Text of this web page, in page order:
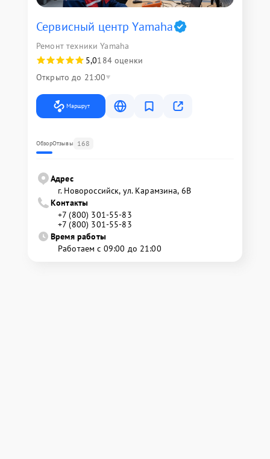
Сервисный центр Yamaha
Ремонт техники Yamaha
5,0184 оценки
Открыто до 21:00
Маршрут
ОбзорОтзывы 168
Адрес
г. Новороссийск, ул. Карамзина, 6В
Контакты
+7 (800) 301-55-83
+7 (800) 301-55-83
Время работы
Работаем с 09:00 до 21:00